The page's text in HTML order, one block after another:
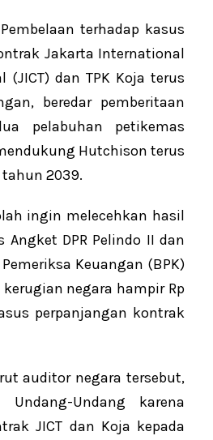
terhadap kasus
Jakarta International
(JICT) dan TPK Koja terus
beredar pemberitaan
pelabuhan petikemas
Hutchison terus
2039.
ingin melecehkan hasil
Angket DPR Pelindo II dan
Keuangan (BPK)
negara hampir Rp
perpanjangan kontrak
auditor negara tersebut,
Undang-Undang karena
JICT dan Koja kepada